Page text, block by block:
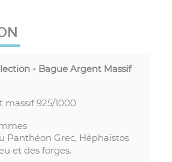
- Bague Argent Massif
massif 925/1000
Panthéon Grec, Héphaïstos
et des forges.